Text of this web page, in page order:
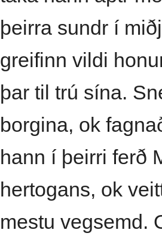
þeirra sundr í
greifinn vildi
þar til trú sína.
borgina, ok
hann í þeirri ferð
hertogans, ok
mestu vegsemd.